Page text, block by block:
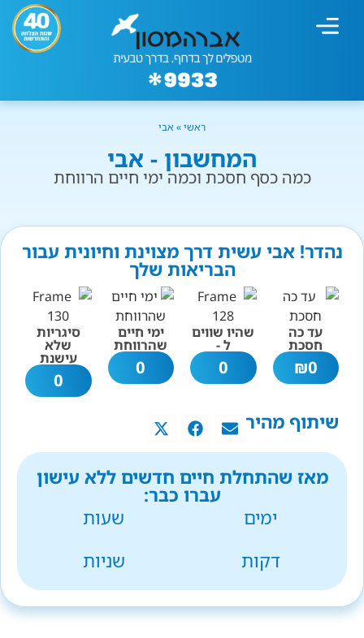
ראשי» אבי
המחשבון - אבי
כמה כסף חסכת וכמה ימי חיים הרווחת
נהדר! אבי עשית דרך מצוינת וחיונית עבור
הבריאות שלך
עד כה
חסכת
0
₪
שהיו שווים
ל -
0
ימי חיים
שהרווחת
0
סיגריות
שלא
עישנת
0
שיתוף מהיר
מאז שהתחלת חיים חדשים ללא עישון
עברו כבר:
ימים
שעות
דקות
שניות